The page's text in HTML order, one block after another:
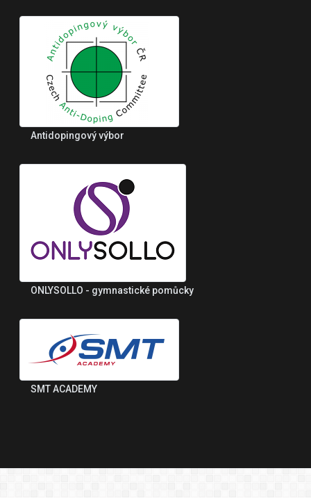
Antidopingový výbor
ONLYSOLLO - gymnastické pomůcky
SMT ACADEMY